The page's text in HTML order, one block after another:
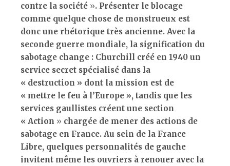
contre la société ». Présenter le blocage
comme quelque chose de monstrueux est
donc une rhétorique très ancienne. Avec la
seconde guerre mondiale, la signification du
sabotage change : Churchill créé en 1940 un
service secret spécialisé dans la
« destruction » dont la mission est de
« mettre le feu à l’Europe », tandis que les
services gaullistes créent une section
« Action » chargée de mener des actions de
sabotage en France. Au sein de la France
Libre, quelques personnalités de gauche
invitent même les ouvriers à renouer avec la